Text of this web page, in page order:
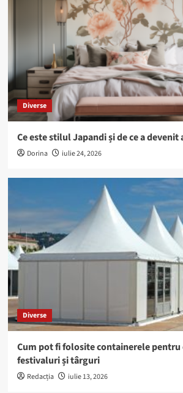
Diverse
Ce este stilul Japandi și de ce a
Dorina iulie 24, 2026
Diverse
Cum pot fi folosite containerele
festivaluri și târguri
Redacția iulie 13, 2026